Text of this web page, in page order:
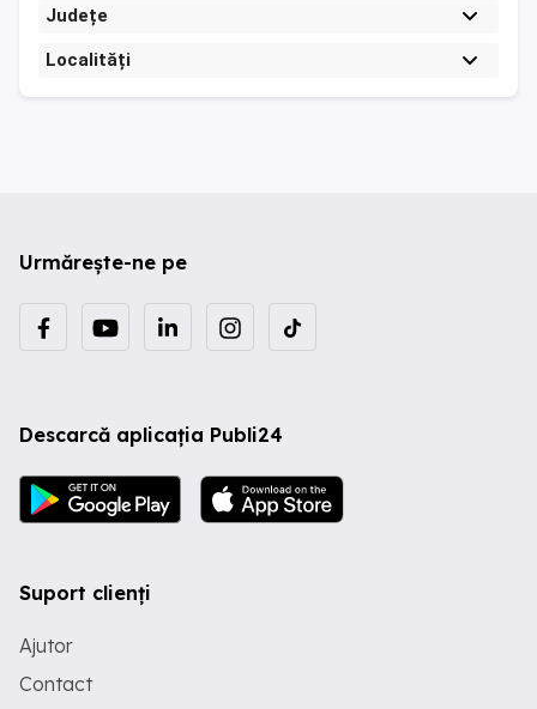
Județe
Localități
Urmărește-ne pe
Descarcă aplicația Publi24
Suport clienți
Ajutor
Contact